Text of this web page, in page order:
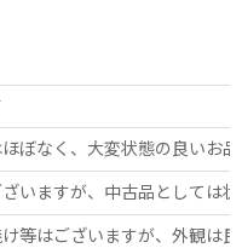
ぼなく、大変状態の良いお
いますが、中古品としては
等はございますが、外観は